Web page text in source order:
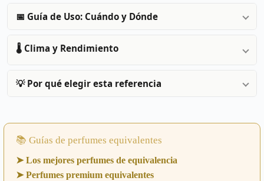
📅 Guía de Uso: Cuándo y Dónde
🌡️ Clima y Rendimiento
💡 Por qué elegir esta referencia
📚 Guías de perfumes equivalentes
➤ Los mejores perfumes de equivalencia
➤ Perfumes premium equivalentes